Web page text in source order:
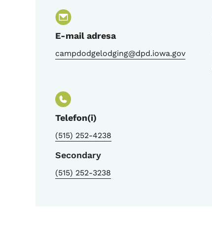
E-mail adresa
campdodgelodging@dpd.iowa.gov
Telefon(i)
(515) 252-4238
Secondary
(515) 252-3238